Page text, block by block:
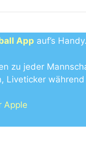
App auf’s Handy.
zu jeder
Liveticker
Apple